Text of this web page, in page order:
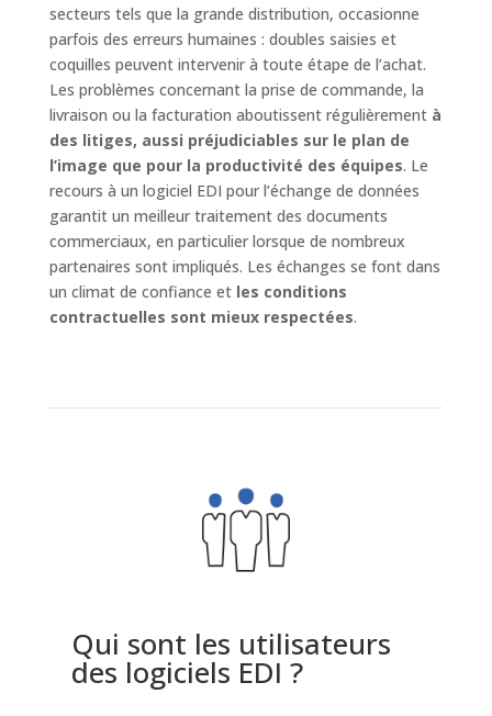
secteurs tels que la grande distribution, occasionne
parfois des erreurs humaines : doubles saisies et
coquilles peuvent intervenir à toute étape de l’achat.
Les problèmes concernant la prise de commande, la
livraison ou la facturation aboutissent régulièrement à
des litiges, aussi préjudiciables sur le plan de
l’image que pour la productivité des équipes. Le
recours à un logiciel EDI pour l’échange de données
garantit un meilleur traitement des documents
commerciaux, en particulier lorsque de nombreux
partenaires sont impliqués. Les échanges se font dans
un climat de confiance etles conditions
contractuelles sont mieux respectées.
Qui sont les utilisateurs
des logiciels EDI ?